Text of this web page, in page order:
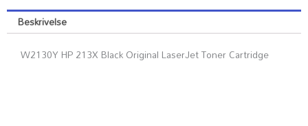
LaserJet
Toner
W2130X
Beskrivelse
W2130Y HP 213X Black Original LaserJet Toner Cartridge